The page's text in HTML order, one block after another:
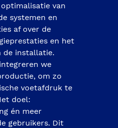
van
systemen en
af over de
en het
de installatie.
we
om zo
voetafdruk te
doel:
én meer
gebruikers. Dit